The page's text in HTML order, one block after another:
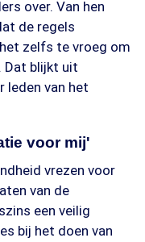
over. Van hen
de regels
zelfs te vroeg om
Dat blijkt uit
leden van het
voor mij'
vrezen voor
van de
een veilig
bij het doen van